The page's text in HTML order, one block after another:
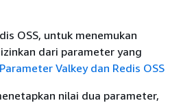
OSS, untuk menemukan
dari parameter yang
Parameter Valkey dan Redis OSS
nilai dua parameter,